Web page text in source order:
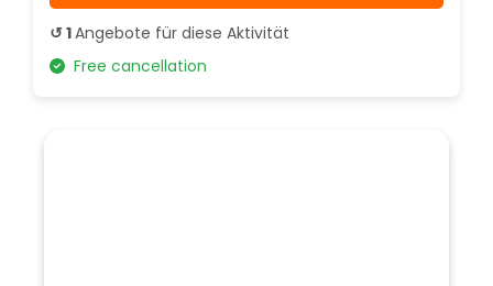
↺ 1Angebote für diese Aktivität
Free cancellation